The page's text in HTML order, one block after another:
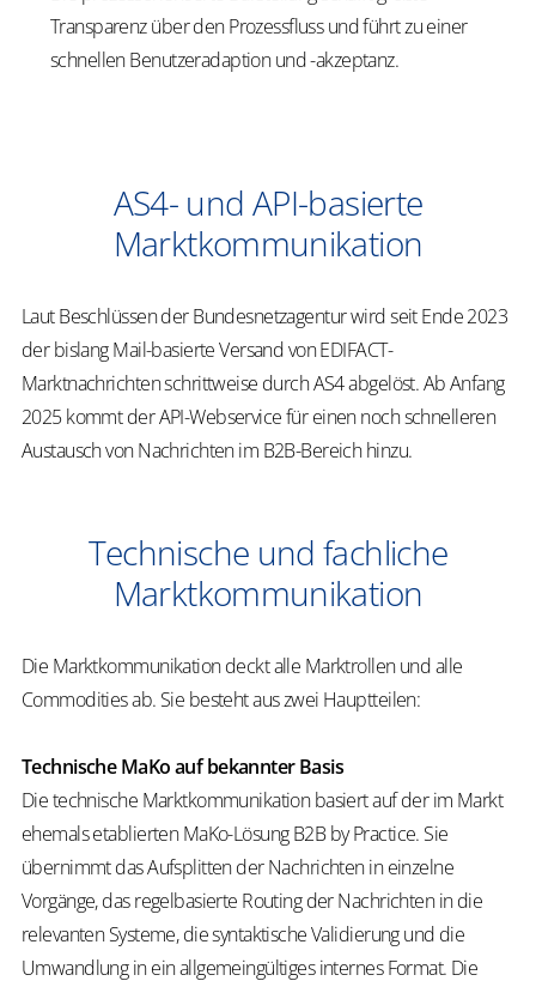
Transparenz über den Prozessfluss und führt zu einer
schnellen Benutzeradaption und -akzeptanz.
​​AS4- und API-basierte
Marktkommunikation​
Laut Beschlüssen der Bundesnetzagentur wird seit Ende 2023
der bislang Mail-basierte Versand von EDIFACT-
Marktnachrichten schrittweise durch AS4 abgelöst. Ab Anfang
2025 kommt der API-Webservice für einen noch schnelleren
Austausch von Nachrichten im B2B-Bereich hinzu.
​​Technische und fachliche
Marktkommunikation​
Die Marktkommunikation deckt alle Marktrollen und alle
Commodities ab. Sie besteht aus zwei Hauptteilen:
TechnischeMaKoauf bekannter Basis
Die technische Marktkommunikation basiert auf der im Markt
ehemals etabliertenMaKo-Lösung B2BbyPractice. Sie
übernimmt das Aufsplitten der Nachrichten in einzelne
Vorgänge, das regelbasierte Routing der Nachrichten in die
relevanten Systeme, die syntaktische Validierung und die
Umwandlung in ein allgemeingültiges internes Format. Die